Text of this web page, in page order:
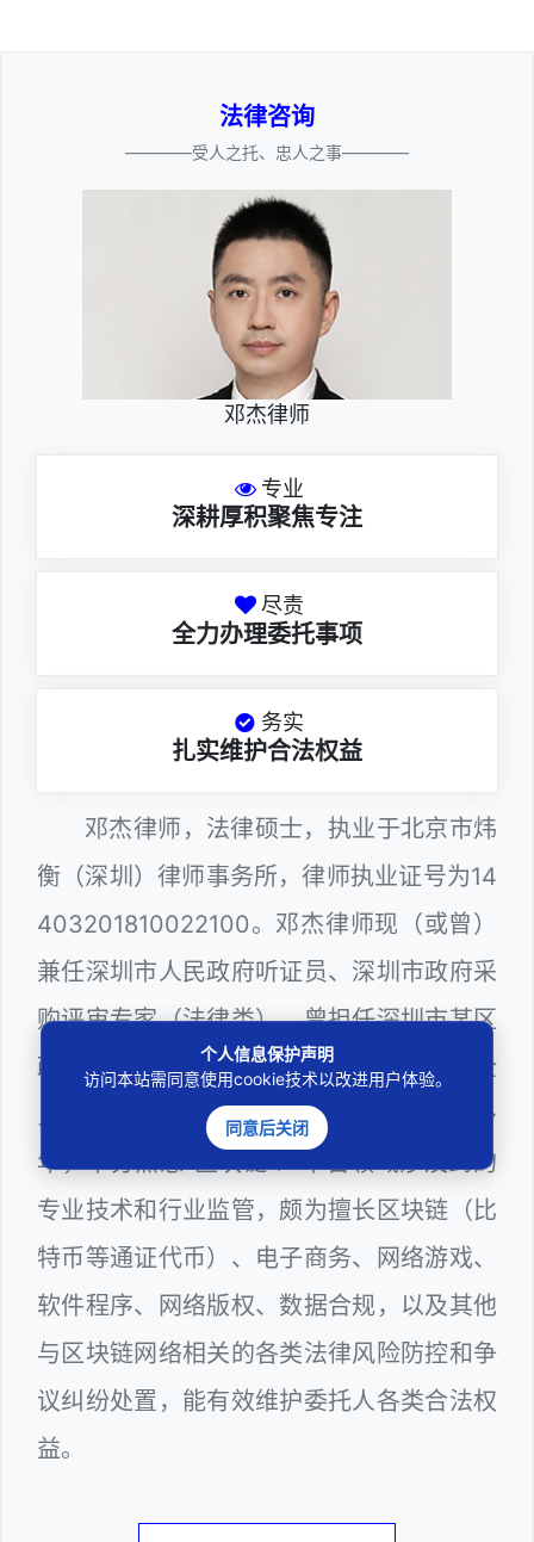
法律咨询
————受人之托、忠人之事————
邓杰律师
专业
深耕厚积聚焦专注
尽责
全力办理委托事项
务实
扎实维护合法权益
邓杰律师，法律硕士，执业于北京市炜
衡（深圳）律师事务所，律师执业证号为14
403201810022100。邓杰律师现（或曾）
兼任深圳市人民政府听证员、深圳市政府采
购评审专家（法律类），曾担任深圳市某区
政府系统公职律师、计算机信息网络安全
员、WEB前端和WEB服务器维护工程师多
年，十分熟悉“区块链＋”平台领域涉及到的
专业技术和行业监管，颇为擅长区块链（比
特币等通证代币）、电子商务、网络游戏、
软件程序、网络版权、数据合规，以及其他
与区块链网络相关的各类法律风险防控和争
议纠纷处置，能有效维护委托人各类合法权
益。
个人信息保护声明
访问本站需同意使用cookie技术以改进用户体验。
同意后关闭